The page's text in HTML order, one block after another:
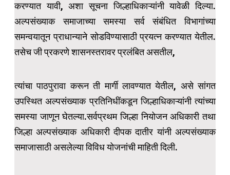
करण्यात यावी, अशा सूचना जिल्हाधिकाऱ्यांनी यावेळी दिल्या.
अल्पसंख्याक समाजाच्या समस्या सर्व संबंधित विभागांच्या
समन्वयातून प्राधान्याने सोडविण्यासाठी प्रयत्न करण्यात येतील.
तसेच जी प्रकरणे शासनस्तरावर प्रलंबित असतील,
त्यांचा पाठपुरावा करून ती मार्गी लावण्यात येतील, असे सांगत
उपस्थित अल्पसंख्याक प्रतिनिधींकडून जिल्हाधिकाऱ्यांनी त्यांच्या
समस्या जाणून घेतल्या.सर्वप्रथम जिल्हा नियोजन अधिकारी तथा
जिल्हा अल्पसंख्याक अधिकारी दीपक दातीर यांनी अल्पसंख्याक
समाजासाठी असलेल्या विविध योजनांची माहिती दिली.